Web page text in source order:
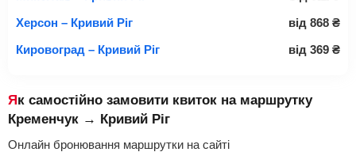
Херсон – Кривий Ріг
від 868 ₴
Кировоград – Кривий Ріг
від 369 ₴
Як самостійно замовити квиток на маршрутку
Кременчук → Кривий Ріг
Онлайн бронювання маршрутки на сайті